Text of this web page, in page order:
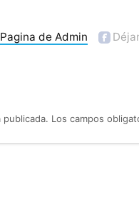
de Admin
Los campos